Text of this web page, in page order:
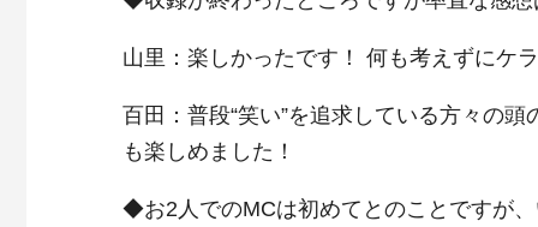
山里：楽しかったです！ 何も考えずにケ
百田：普段“笑い”を追求している方々の
も楽しめました！
◆お2人でのMCは初めてとのことですが